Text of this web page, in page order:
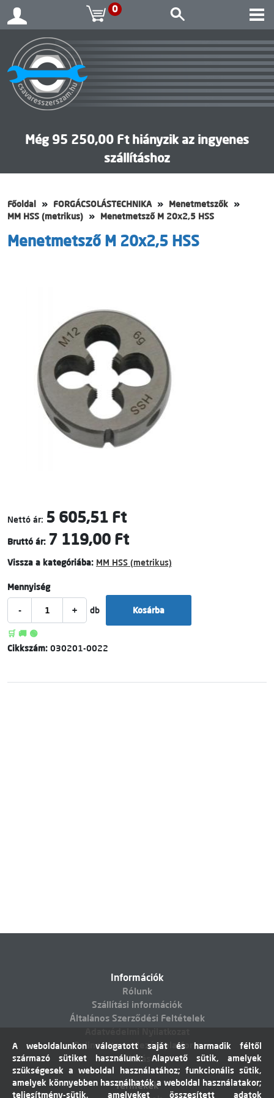
0
Még 95 250,00 Ft hiányzik az ingyenes
szállításhoz
Főoldal FORGÁCSOLÁSTECHNIKA
Menetmetszők
MM HSS (metrikus)
Menetmetsző M 20x2,5 HSS
Menetmetsző M 20x2,5 HSS
Nettó ár: 5 605,51 Ft
Bruttó ár: 7 119,00 Ft
Vissza a kategóriába: MM HSS (metrikus)
Mennyiség
- + db Kosárba
🛒 🚚 🟢
Cikkszám: 030201-0022
Információk
Rólunk
Szállítási információk
Általános Szerződési Feltételek
Online vitarendezési platform
Elállás
Termékek
A weboldalunkon válogatott saját és harmadik féltől
származó sütiket használunk: Alapvető sütik, amelyek
szükségesek a weboldal használatához; funkcionális sütik,
amelyek könnyebben használhatók a weboldal használatakor;
teljesítmény-sütik, amelyeket összesített adatok